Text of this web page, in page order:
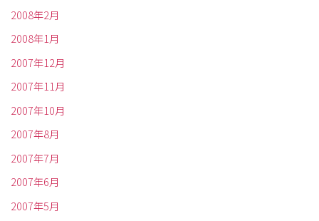
2008年2月
2008年1月
2007年12月
2007年11月
2007年10月
2007年8月
2007年7月
2007年6月
2007年5月